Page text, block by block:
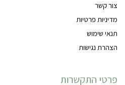
צור קשר
מדיניות פרטיות
תנאי שימוש
הצהרת נגישות
פרטי התקשרות